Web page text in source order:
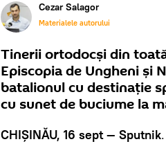
Cezar Salagor
Materialele autorului
Tinerii ortodocși din
Episcopia de Ungheni și
batalionul cu destinație
cu sunet de buciume la
CHIȘINĂU, 16 sept — Sputnik